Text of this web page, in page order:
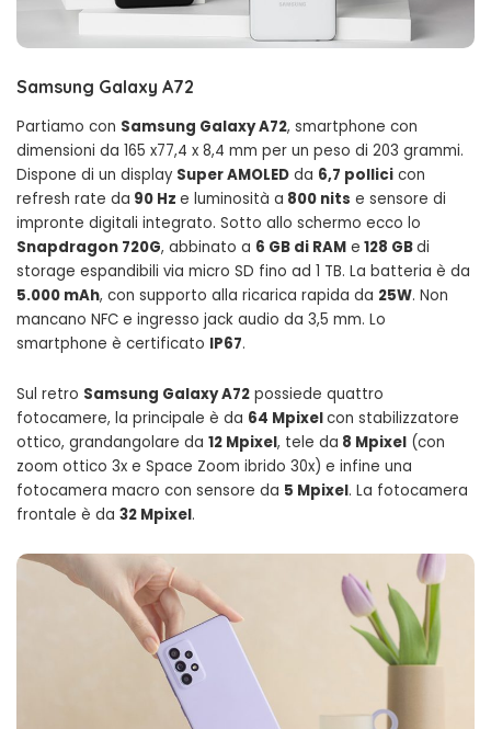
Samsung Galaxy A72
Partiamo con Samsung Galaxy A72, smartphone con
dimensioni da 165 x77,4 x 8,4 mm per un peso di 203 grammi.
Dispone di un display Super AMOLED da 6,7 pollici con
refresh rate da 90 Hz e luminosità a 800 nits e sensore di
impronte digitali integrato. Sotto allo schermo ecco lo
Snapdragon 720G, abbinato a 6 GB di RAM e 128 GBdi
storage espandibili via micro SD fino ad 1 TB. La batteria è da
5.000 mAh, con supporto alla ricarica rapida da 25W. Non
mancano NFC e ingresso jack audio da 3,5 mm. Lo
smartphone è certificato IP67.
Sul retro Samsung Galaxy A72 possiede quattro
fotocamere, la principale è da 64 Mpixelcon stabilizzatore
ottico, grandangolare da 12 Mpixel, tele da 8 Mpixel (con
zoom ottico 3x e Space Zoom ibrido 30x) e infine una
fotocamera macro con sensore da 5 Mpixel. La fotocamera
frontale è da 32 Mpixel.